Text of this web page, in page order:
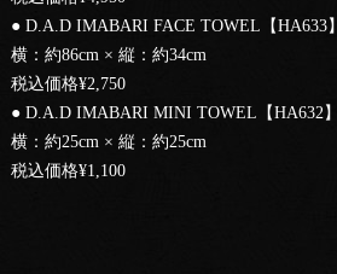
● D.A.D IMABARI FACE TOWEL【HA633】
横：約86cm × 縦：約34cm
税込価格¥2,750
● D.A.D IMABARI MINI TOWEL【HA632】
横：約25cm × 縦：約25cm
税込価格¥1,100